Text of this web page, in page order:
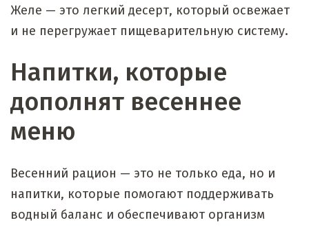
Желе — это легкий десерт, который освежает
и не перегружает пищеварительную систему.
Напитки, которые
дополнят весеннее
меню
Весенний рацион — это не только еда, но и
напитки, которые помогают поддерживать
водный баланс и обеспечивают организм